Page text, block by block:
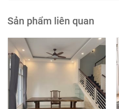
Sản phẩm liên quan